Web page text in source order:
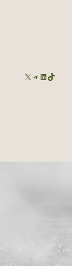
X TELEGRAM
LINKEDIN
TIKTOK